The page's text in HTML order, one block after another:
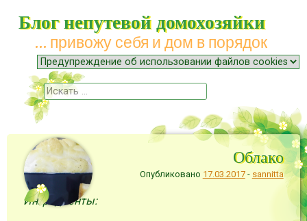
Блог непутевой домохозяйки
… привожу себя и дом в порядок
Меню
Наверх
Поиск
Облако
Опубликовано 17.03.2017- sannitta
Ингредиенты: